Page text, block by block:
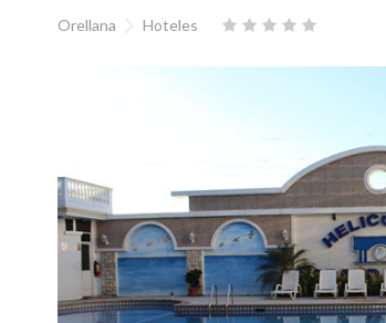
Orellana Hoteles